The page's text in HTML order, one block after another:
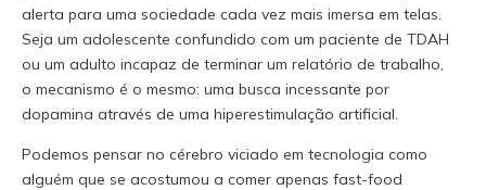
alerta para uma sociedade cada vez mais imersa em telas.
Seja um adolescente confundido com um paciente de TDAH
ou um adulto incapaz de terminar um relatório de trabalho,
o mecanismo é o mesmo: uma busca incessante por
dopamina através de uma hiperestimulação artificial.
Podemos pensar no cérebro viciado em tecnologia como
alguém que se acostumou a comer apenas fast-food